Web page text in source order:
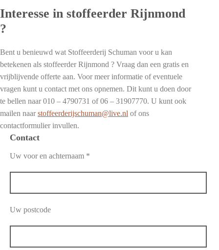
Interesse in stoffeerder Rijnmond
?
Bent u benieuwd wat Stoffeerderij Schuman voor u kan
betekenen als stoffeerder Rijnmond ? Vraag dan een gratis en
vrijblijvende offerte aan. Voor meer informatie of eventuele
vragen kunt u contact met ons opnemen. Dit kunt u doen door
te bellen naar 010 – 4790731 of 06 – 31907770. U kunt ook
mailen naarstoffeerderijschuman@live.nl of ons
contactformulier invullen.
Contact
Uw voor en achternaam *
Uw postcode